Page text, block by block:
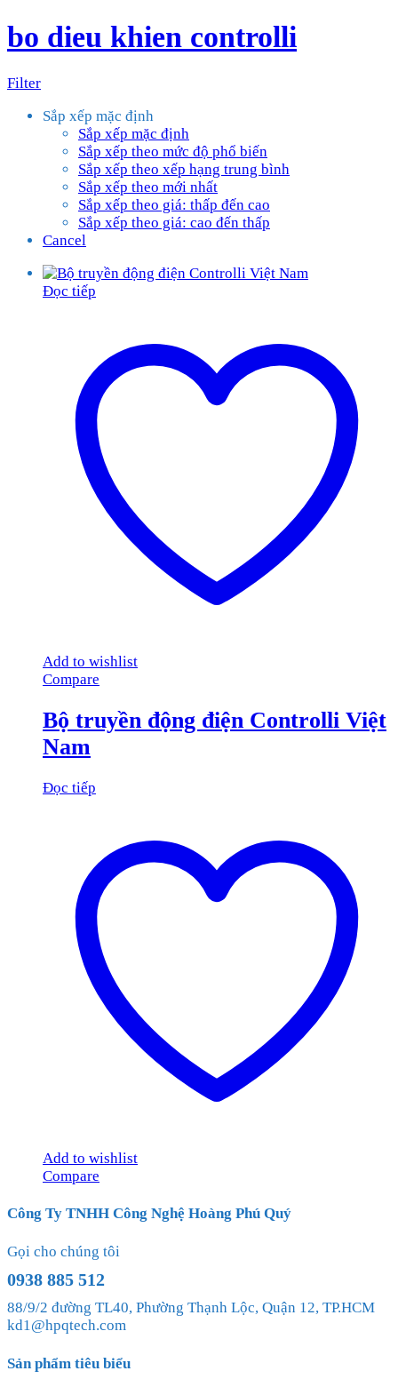
bo dieu khien controlli
Filter
Sắp xếp mặc định
Sắp xếp mặc định
Sắp xếp theo mức độ phổ biến
Sắp xếp theo xếp hạng trung bình
Sắp xếp theo mới nhất
Sắp xếp theo giá: thấp đến cao
Sắp xếp theo giá: cao đến thấp
Cancel
Đọc tiếp
Add to wishlist
Compare
Bộ truyền động điện Controlli Việt
Nam
Đọc tiếp
Add to wishlist
Compare
Công Ty TNHH Công Nghệ Hoàng Phú Quý
Gọi cho chúng tôi
0938 885 512
88/9/2 đường TL40, Phường Thạnh Lộc, Quận 12, TP.HCM
kd1@hpqtech.com
Sản phẩm tiêu biểu